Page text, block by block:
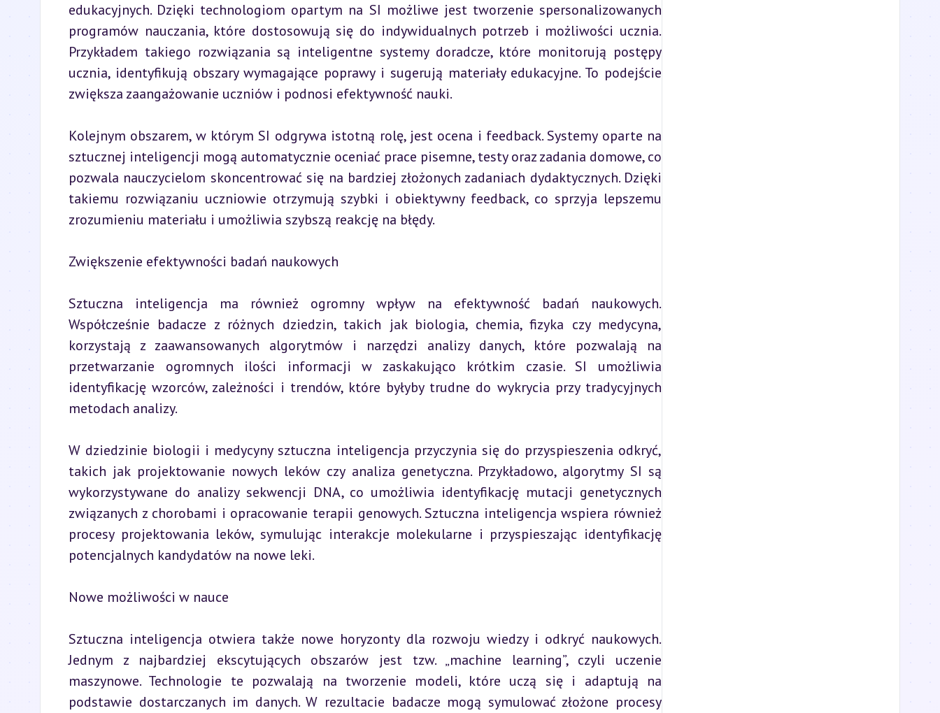
edukacyjnych. Dzięki technologiom opartym na SI możliwe jest tworzenie spersonalizowanych
programów nauczania, które dostosowują się do indywidualnych potrzeb i możliwości ucznia.
Przykładem takiego rozwiązania są inteligentne systemy doradcze, które monitorują postępy
ucznia, identyfikują obszary wymagające poprawy i sugerują materiały edukacyjne. To podejście
zwiększa zaangażowanie uczniów i podnosi efektywność nauki.
Kolejnym obszarem, w którym SI odgrywa istotną rolę, jest ocena i feedback. Systemy oparte na
sztucznej inteligencji mogą automatycznie oceniać prace pisemne, testy oraz zadania domowe, co
pozwala nauczycielom skoncentrować się na bardziej złożonych zadaniach dydaktycznych. Dzięki
takiemu rozwiązaniu uczniowie otrzymują szybki i obiektywny feedback, co sprzyja lepszemu
zrozumieniu materiału i umożliwia szybszą reakcję na błędy.
Zwiększenie efektywności badań naukowych
Sztuczna inteligencja ma również ogromny wpływ na efektywność badań naukowych.
Współcześnie badacze z różnych dziedzin, takich jak biologia, chemia, fizyka czy medycyna,
korzystają z zaawansowanych algorytmów i narzędzi analizy danych, które pozwalają na
przetwarzanie ogromnych ilości informacji w zaskakująco krótkim czasie. SI umożliwia
identyfikację wzorców, zależności i trendów, które byłyby trudne do wykrycia przy tradycyjnych
metodach analizy.
W dziedzinie biologii i medycyny sztuczna inteligencja przyczynia się do przyspieszenia odkryć,
takich jak projektowanie nowych leków czy analiza genetyczna. Przykładowo, algorytmy SI są
wykorzystywane do analizy sekwencji DNA, co umożliwia identyfikację mutacji genetycznych
związanych z chorobami i opracowanie terapii genowych. Sztuczna inteligencja wspiera również
procesy projektowania leków, symulując interakcje molekularne i przyspieszając identyfikację
potencjalnych kandydatów na nowe leki.
Nowe możliwości w nauce
Sztuczna inteligencja otwiera także nowe horyzonty dla rozwoju wiedzy i odkryć naukowych.
Jednym z najbardziej ekscytujących obszarów jest tzw. „machine learning”, czyli uczenie
maszynowe. Technologie te pozwalają na tworzenie modeli, które uczą się i adaptują na
podstawie dostarczanych im danych. W rezultacie badacze mogą symulować złożone procesy